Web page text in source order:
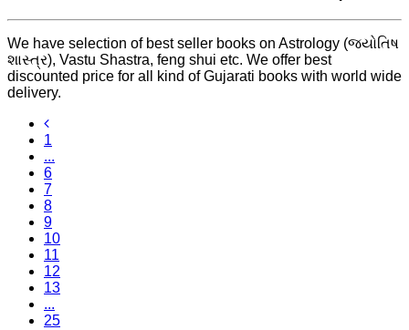
We have selection of best seller books on Astrology (જ્યોતિષ
શાસ્ત્ર), Vastu Shastra, feng shui etc. We offer best
discounted price for all kind of Gujarati books with world wide
delivery.
1
...
6
7
8
9
10
11
12
13
...
25